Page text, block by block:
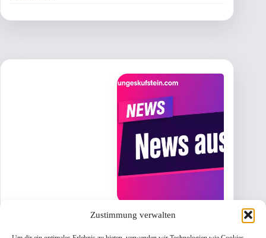
Zustimmung verwalten